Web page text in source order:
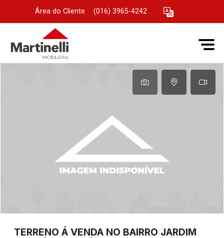
Área do Cliente (016) 3965-4242
TERRENO Á VENDA NO BAIRRO JARDIM